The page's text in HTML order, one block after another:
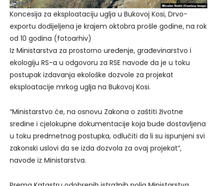
Koncesija za eksploataciju uglja u Bukovoj Kosi, Drvo-
exportu dodijeljena je krajem oktobra prošle godine, na rok
od 10 godina (fotoarhiv)
Iz Ministarstva za prostorno uređenje, građevinarstvo i
ekologiju RS-a u odgovoru za RSE navode da je u toku
postupak izdavanja ekološke dozvole za projekat
eksploatacije mrkog uglja na Bukovoj Kosi.
“Ministarstvo će, na osnovu Zakona o zaštiti životne
sredine i cjelokupne dokumentacije koja bude dostavljena
u toku predmetnog postupka, odlučiti da li su ispunjeni svi
zakonski uslovi da se izda dozvola za ovaj projekat”,
navode iz Ministarstva.